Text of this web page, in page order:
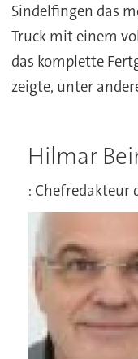
Sindelfingen das
Truck mit einem
das komplette
zeigte, unter
Hilmar
: Chefredakteur